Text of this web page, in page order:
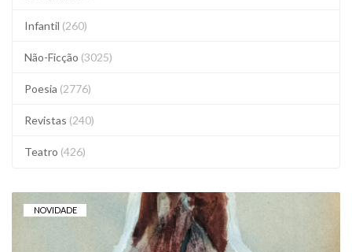
Infantil (260)
Não-Ficção (3025)
Poesia (2776)
Revistas (240)
Teatro (426)
NOVIDADE